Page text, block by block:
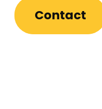
Contact